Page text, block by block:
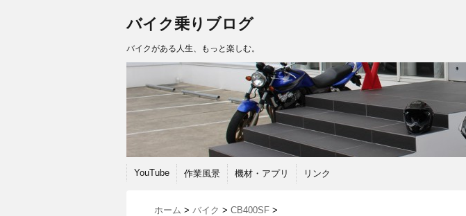
バイク乗りブログ
バイクがある人生、もっと楽しむ。
YouTube 作業風景 機材・アプリ リンク
ホーム > バイク > CB400SF >